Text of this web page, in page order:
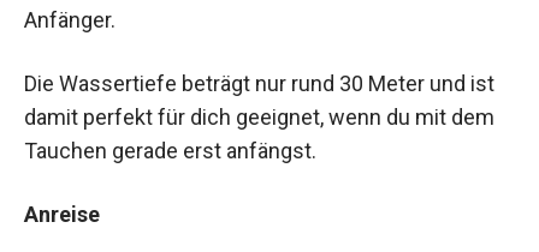
Anfänger.
Die Wassertiefe beträgt nur rund 30 Meter und ist
damit perfekt für dich geeignet, wenn du mit dem
Tauchen gerade erst anfängst.
Anreise